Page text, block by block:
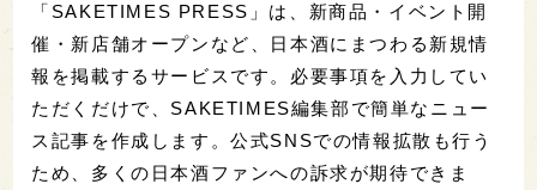
「SAKETIMES PRESS」は、新商品・イベント開
催・新店舗オープンなど、日本酒にまつわる新規情
報を掲載するサービスです。必要事項を入力してい
ただくだけで、SAKETIMES編集部で簡単なニュー
ス記事を作成します。公式SNSでの情報拡散も行う
ため、多くの日本酒ファンへの訴求が期待できま